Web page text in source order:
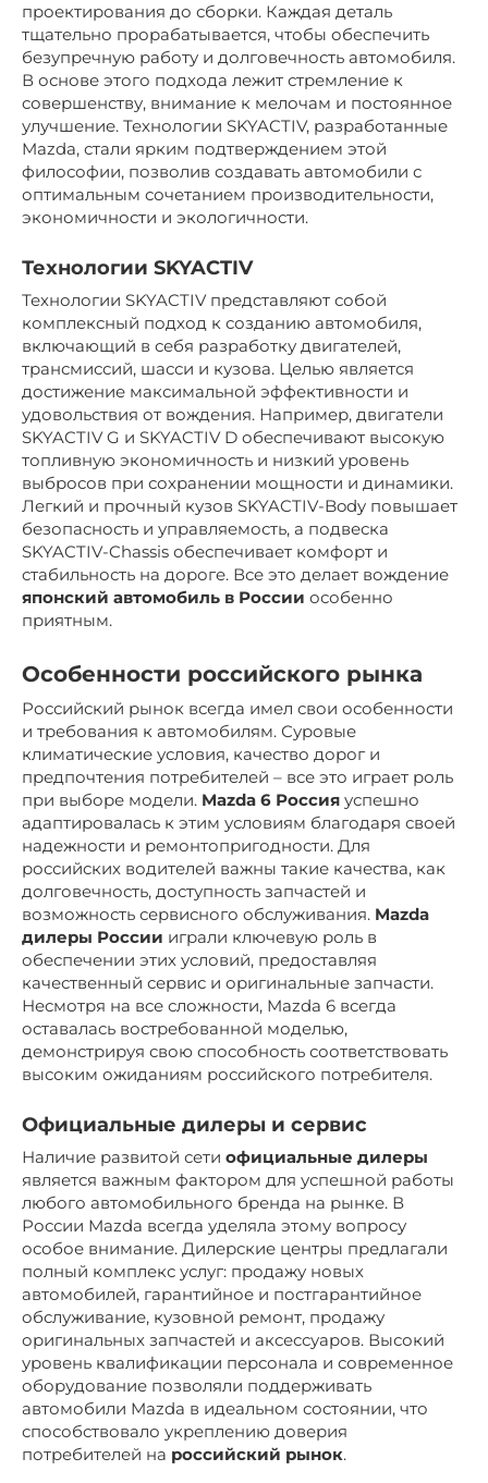
проектирования до сборки. Каждая деталь
тщательно прорабатывается, чтобы обеспечить
безупречную работу и долговечность автомобиля.
В основе этого подхода лежит стремление к
совершенству, внимание к мелочам и постоянное
улучшение. Технологии SKYACTIV, разработанные
Mazda, стали ярким подтверждением этой
философии, позволив создавать автомобили с
оптимальным сочетанием производительности,
экономичности и экологичности.
Технологии SKYACTIV
Технологии SKYACTIV представляют собой
комплексный подход к созданию автомобиля,
включающий в себя разработку двигателей,
трансмиссий, шасси и кузова. Целью является
достижение максимальной эффективности и
удовольствия от вождения. Например, двигатели
SKYACTIV G и SKYACTIV D обеспечивают высокую
топливную экономичность и низкий уровень
выбросов при сохранении мощности и динамики.
Легкий и прочный кузов SKYACTIV-Body повышает
безопасность и управляемость, а подвеска
SKYACTIV-Chassis обеспечивает комфорт и
стабильность на дороге. Все это делает вождение
японский автомобиль в России особенно
приятным.
Особенности российского рынка
Российский рынок всегда имел свои особенности
и требования к автомобилям. Суровые
климатические условия, качество дорог и
предпочтения потребителей – все это играет роль
при выборе модели. Mazda 6 Россия успешно
адаптировалась к этим условиям благодаря своей
надежности и ремонтопригодности. Для
российских водителей важны такие качества, как
долговечность, доступность запчастей и
возможность сервисного обслуживания. Mazda
дилеры России играли ключевую роль в
обеспечении этих условий, предоставляя
качественный сервис и оригинальные запчасти.
Несмотря на все сложности, Mazda 6 всегда
оставалась востребованной моделью,
демонстрируя свою способность соответствовать
высоким ожиданиям российского потребителя.
Официальные дилеры и сервис
Наличие развитой сети официальные дилеры
является важным фактором для успешной работы
любого автомобильного бренда на рынке. В
России Mazda всегда уделяла этому вопросу
особое внимание. Дилерские центры предлагали
полный комплекс услуг: продажу новых
автомобилей, гарантийное и постгарантийное
обслуживание, кузовной ремонт, продажу
оригинальных запчастей и аксессуаров. Высокий
уровень квалификации персонала и современное
оборудование позволяли поддерживать
автомобили Mazda в идеальном состоянии, что
способствовало укреплению доверия
потребителей на российский рынок.